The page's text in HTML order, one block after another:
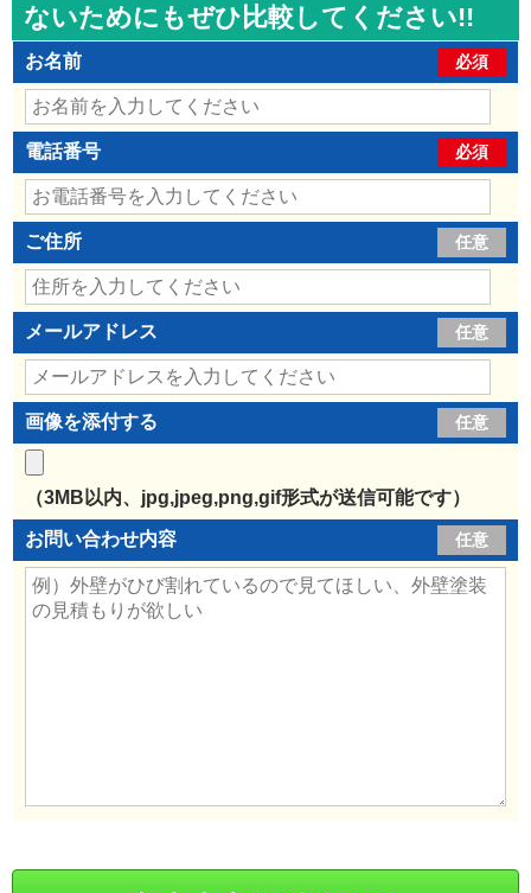
ないためにもぜひ比較してください!!
お名前 必須
電話番号 必須
ご住所 任意
メールアドレス 任意
画像を添付する 任意
（3MB以内、jpg,jpeg,png,gif形式が送信可能です）
お問い合わせ内容 任意